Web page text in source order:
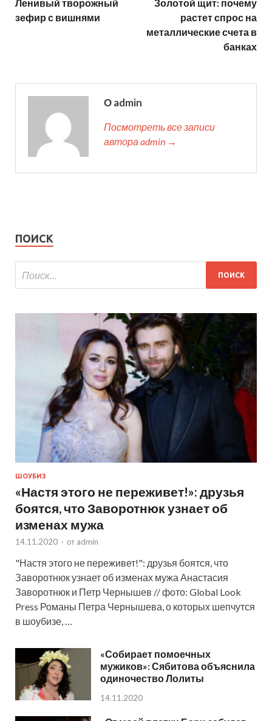
Ленивый творожный
зефир с вишнями
Золотой щит: почему
растет спрос на
металлические счета в
банках
О admin
Посмотреть все записи
автора admin →
ПОИСК
ШОУБИЗ
«Настя этого не переживет!»: друзья
боятся, что Заворотнюк узнает об
изменах мужа
14.11.2020 - от admin
"Настя этого не переживет!": друзья боятся, что
Заворотнюк узнает об изменах мужа Анастасия
Заворотнюк и Петр Чернышев // фото: Global Look
Press Романы Петра Чернышева, о которых шепчутся
в шоубизе, …
«Собирает помоечных
мужиков»: Сябитова объяснила
одиночество Лолиты
14.11.2020